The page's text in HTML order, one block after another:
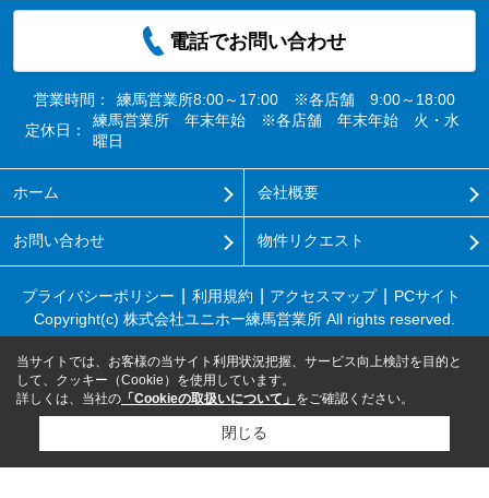
電話でお問い合わせ
営業時間：
練馬営業所8:00～17:00 ※各店舗 9:00～18:00
定休日：
練馬営業所 年末年始 ※各店舗 年末年始 火・水
曜日
ホーム 会社概要
お問い合わせ 物件リクエスト
プライバシーポリシー 利用規約 アクセスマップ
PCサイト
Copyright(c) 株式会社ユニホー練馬営業所 All rights reserved.
当サイトでは、お客様の当サイト利用状況把握、サービス向上検討を目的と
して、クッキー（Cookie）を使用しています。
詳しくは、当社の 「Cookieの取扱いについて」 をご確認ください。
閉じる